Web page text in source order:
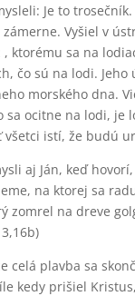
Je to
Vyšiel v
, ktorému sa na
čo sú na lodi.
morského dna.
sa ocitne na lodi, je
istí, že budú
aj Ján, keď
na ktorej sa
zomrel na dreve
celá plavba sa
kedy prišiel